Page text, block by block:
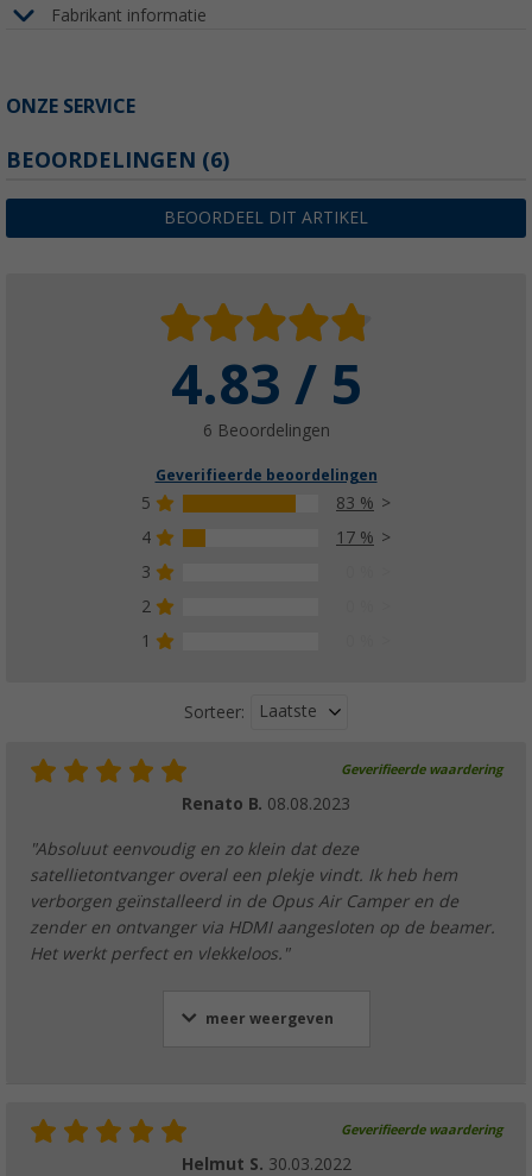
Fabrikant informatie
ONZE SERVICE
BEOORDELINGEN (6)
BEOORDEEL DIT ARTIKEL
4.83 / 5
6 Beoordelingen
Geverifieerde beoordelingen
5
83 %
4
17 %
3
2
1
Sorteer: Laatste
Geverifieerde waardering
Renato B. 08.08.2023
"Absoluut eenvoudig en zo klein dat deze
satellietontvanger overal een plekje vindt. Ik heb hem
verborgen geïnstalleerd in de Opus Air Camper en de
zender en ontvanger via HDMI aangesloten op de beamer.
Het werkt perfect en vlekkeloos."
meer weergeven
Geverifieerde waardering
Helmut S. 30.03.2022